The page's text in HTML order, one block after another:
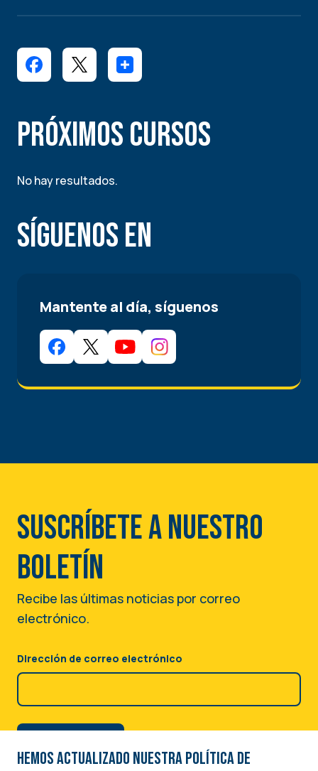
Próximos Cursos
No hay resultados.
Síguenos en
Mantente al día, síguenos
Suscríbete a nuestro
boletín
Recibe las últimas noticias por correo
electrónico.
Dirección de correo electrónico
Hemos actualizado nuestra Política de